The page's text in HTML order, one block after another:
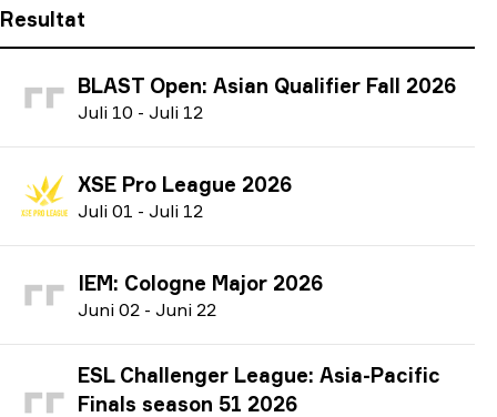
Resultat
BLAST Open: Asian Qualifier Fall 2026
Juli 10 - Juli 12
XSE Pro League 2026
Juli 01 - Juli 12
IEM: Cologne Major 2026
Juni 02 - Juni 22
ESL Challenger League: Asia-Pacific
Finals season 51 2026